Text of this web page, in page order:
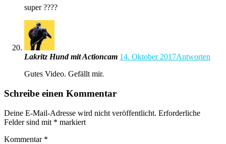
super ????
Lakritz Hund mit Actioncam 14. Oktober 2017Antworten
Gutes Video. Gefällt mir.
Schreibe einen Kommentar
Deine E-Mail-Adresse wird nicht veröffentlicht. Erforderliche
Felder sind mit * markiert
Kommentar *